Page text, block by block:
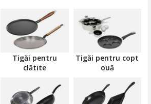
din inox, din aluminiu, din fontă sau chiar
ai garanția unui produs de înaltă
celor mai renumite branduri din
Tigăi pentru
clătite
Tigăi pentru copt
ouă